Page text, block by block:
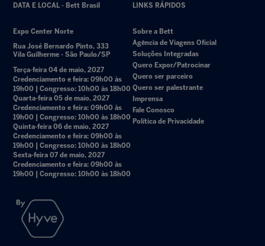
DATA E LOCAL - Bett Brasil
Expo Center Norte
Rua José Bernardo Pinto, 333
Vila Guilherme - São Paulo/SP
Terça-feira 04 de maio, 2027
Credenciamento e feira: 09h00 às
19h00 | Congresso: 10h00 às 18h00
Quarta-feira 05 de maio, 2027
Credenciamento e feira: 09h00 às
19h00 | Congresso: 10h00 às 18h00
Quinta-feira 06 de maio, 2027
Credenciamento e feira: 09h00 às
19h00 | Congresso: 10h00 às 18h00
Sexta-feira 07 de maio, 2027
Credenciamento e feira: 09h00 às
19h00 | Congresso: 10h00 às 18h00
LINKS RÁPIDOS
Sobre a Bett
Agência de Viagens Oficial
Soluções Integradas
Quero Expor/Patrocinar
Quero ser parceiro
Quero ser palestrante
Imprensa
Fale Conosco
Política de Privacidade